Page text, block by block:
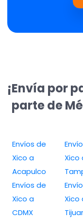
¡Envía por
parte de
Envíos de
Xico a
Acapulco
Envíos de
Xico a
CDMX
Xico
Xico